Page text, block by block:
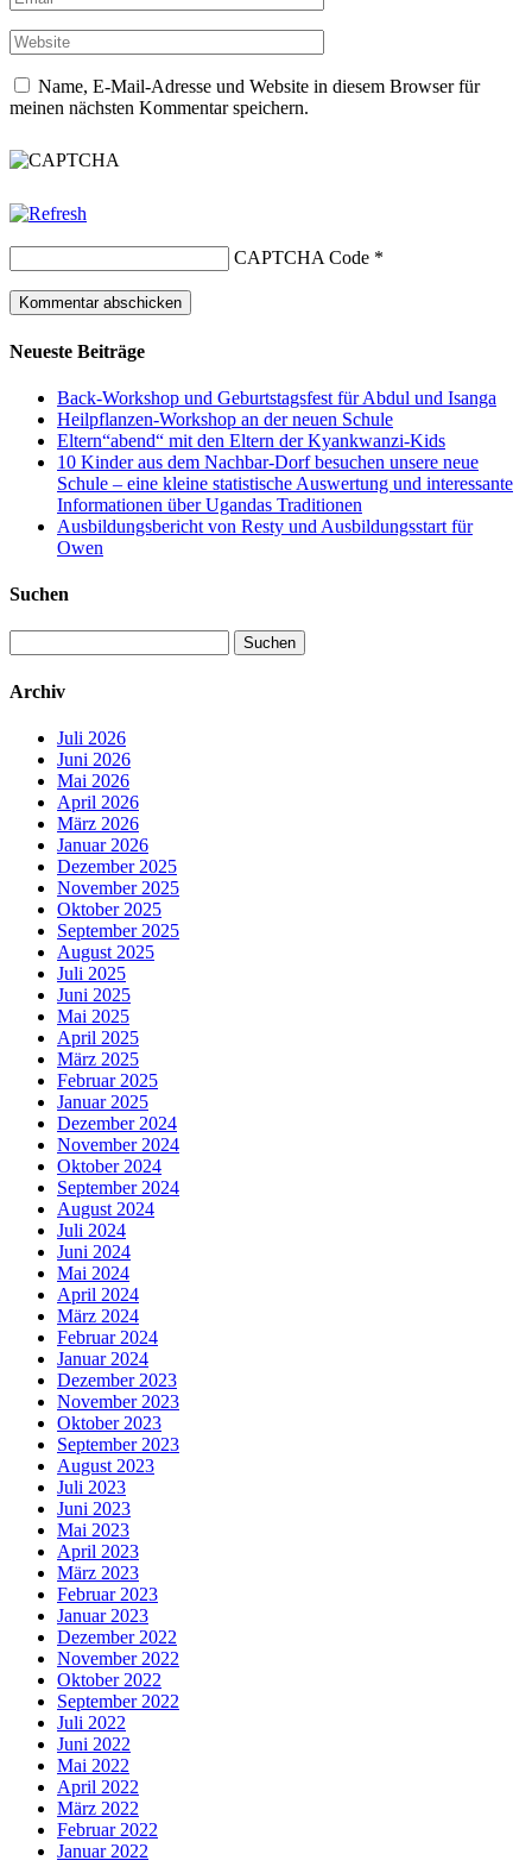
Name, E-Mail-Adresse und Website in diesem Browser für
meinen nächsten Kommentar speichern.
CAPTCHA Code *
Neueste Beiträge
Back-Workshop und Geburtstagsfest für Abdul und Isanga
Heilpflanzen-Workshop an der neuen Schule
Eltern“abend“ mit den Eltern der Kyankwanzi-Kids
10 Kinder aus dem Nachbar-Dorf besuchen unsere neue
Schule – eine kleine statistische Auswertung und interessante
Informationen über Ugandas Traditionen
Ausbildungsbericht von Resty und Ausbildungsstart für
Owen
Suchen
nach:
Archiv
Juli 2026
Juni 2026
Mai 2026
April 2026
März 2026
Januar 2026
Dezember 2025
November 2025
Oktober 2025
September 2025
August 2025
Juli 2025
Juni 2025
Mai 2025
April 2025
März 2025
Februar 2025
Januar 2025
Dezember 2024
November 2024
Oktober 2024
September 2024
August 2024
Juli 2024
Juni 2024
Mai 2024
April 2024
März 2024
Februar 2024
Januar 2024
Dezember 2023
November 2023
Oktober 2023
September 2023
August 2023
Juli 2023
Juni 2023
Mai 2023
April 2023
März 2023
Februar 2023
Januar 2023
Dezember 2022
November 2022
Oktober 2022
September 2022
Juli 2022
Juni 2022
Mai 2022
April 2022
März 2022
Februar 2022
Januar 2022